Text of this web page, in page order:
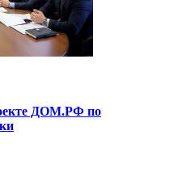
ДОМ.РФ по